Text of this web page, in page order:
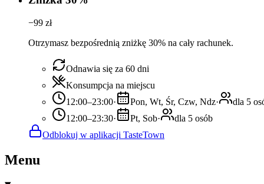
−99 zł
Otrzymasz bezpośrednią zniżkę 30% na cały rachunek.
Odnawia się za 60 dni
Konsumpcja na miejscu
12:00–23:00· Pon, Wt, Śr, Czw, Ndz·
dla 5
12:00–23:30· Pt, Sob·
dla 5 osób
Odblokuj w aplikacji TasteTown
Menu